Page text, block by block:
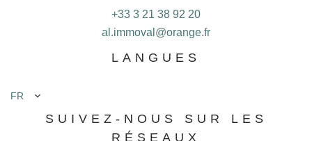
+33 3 21 38 92 20
al.immoval@orange.fr
LANGUES
FR
SUIVEZ-NOUS SUR LES
RÉSEAUX